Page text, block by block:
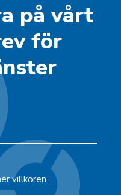
på vårt
för
villkoren